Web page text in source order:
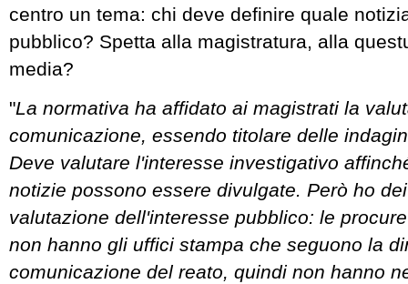
centro un tema: chi deve definire quale
pubblico? Spetta alla magistratura, alla
media?
"La normativa ha affidato ai magistrati la
comunicazione, essendo titolare delle
Deve valutare l'interesse investigativo
notizie possono essere divulgate. Però ho
valutazione dell'interesse pubblico: le
non hanno gli uffici stampa che seguono la
comunicazione del reato, quindi non hanno